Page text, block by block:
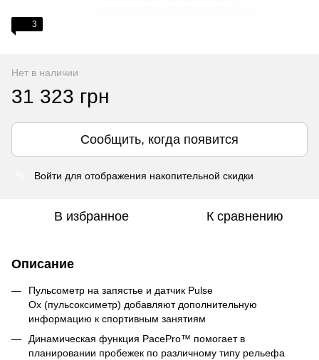
3
Нет в наличии
31 323 грн
Сообщить, когда появится
Войти для отображения накопительной скидки
В избранное К сравнению
Описание
Пульсометр на запястье и датчик Pulse
Ox (пульсоксиметр) добавляют дополнительную
информацию к спортивным занятиям
Динамическая функция PacePro™ помогает в
планировании пробежек по различному типу рельефа